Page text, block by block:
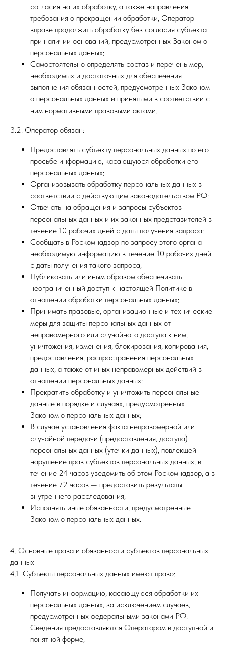
согласия на их обработку, а также направления
требования о прекращении обработки, Оператор
вправе продолжить обработку без согласия субъекта
при наличии оснований, предусмотренных Законом о
персональных данных;
Самостоятельно определять состав и перечень мер,
необходимых и достаточных для обеспечения
выполнения обязанностей, предусмотренных Законом
о персональных данных и принятыми в соответствии с
ним нормативными правовыми актами.
3.2. Оператор обязан:
Предоставлять субъекту персональных данных по его
просьбе информацию, касающуюся обработки его
персональных данных;
Организовывать обработку персональных данных в
соответствии с действующим законодательством РФ;
Отвечать на обращения и запросы субъектов
персональных данных и их законных представителей в
течение 10 рабочих дней с даты получения запроса;
Сообщать в Роскомнадзор по запросу этого органа
необходимую информацию в течение 10 рабочих дней
с даты получения такого запроса;
Публиковать или иным образом обеспечивать
неограниченный доступ к настоящей Политике в
отношении обработки персональных данных;
Принимать правовые, организационные и технические
меры для защиты персональных данных от
неправомерного или случайного доступа к ним,
уничтожения, изменения, блокирования, копирования,
предоставления, распространения персональных
данных, а также от иных неправомерных действий в
отношении персональных данных;
Прекратить обработку и уничтожить персональные
данные в порядке и случаях, предусмотренных
Законом о персональных данных;
В случае установления факта неправомерной или
случайной передачи (предоставления, доступа)
персональных данных (утечки данных), повлекшей
нарушение прав субъектов персональных данных, в
течение 24 часов уведомить об этом Роскомнадзор, а в
течение 72 часов — предоставить результаты
внутреннего расследования;
Исполнять иные обязанности, предусмотренные
Законом о персональных данных.
4. Основные права и обязанности субъектов персональных
данных
4.1. Субъекты персональных данных имеют право:
Получать информацию, касающуюся обработки их
персональных данных, за исключением случаев,
предусмотренных федеральными законами РФ.
Сведения предоставляются Оператором в доступной и
понятной форме;